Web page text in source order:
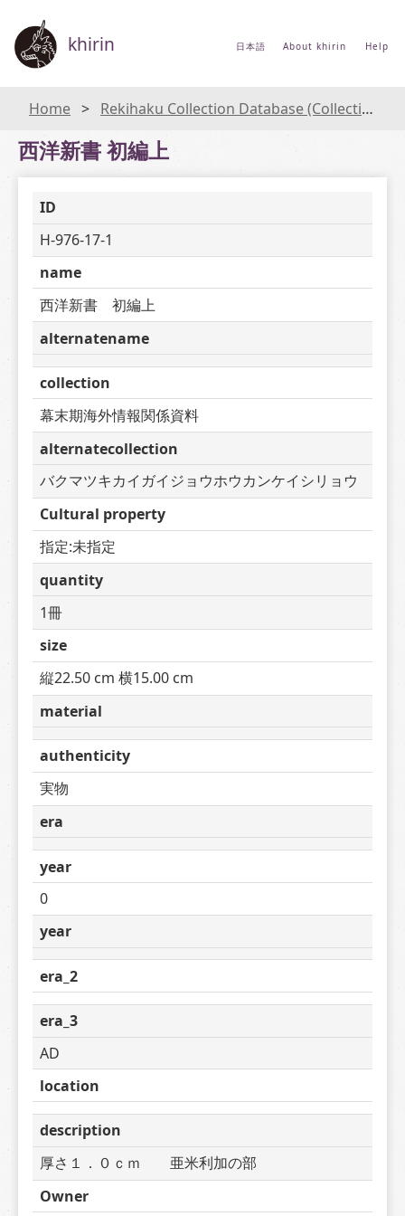
khirin 日本語 About khirin Help
Home Rekihaku Collection Database (Collections Database of the National Museum of Japanese History)
西洋新書 初編上
ID
H-976-17-1
name
西洋新書　初編上
alternatename
collection
幕末期海外情報関係資料
alternatecollection
バクマツキカイガイジョウホウカンケイシリョウ
Cultural property
指定:未指定
quantity
1冊
size
縦22.50 cm 横15.00 cm
material
authenticity
実物
era
year
0
year
era_2
era_3
AD
location
description
厚さ１．０ｃｍ　　亜米利加の部
Owner